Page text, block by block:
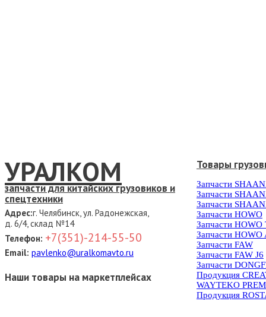
УРАЛКОМ
запчасти для китайских грузовиков и
спецтехники
Адрес:г. Челябинск, ул. Радонежская,
д. 6/4, склад №14
Телефон: +7(351)-214-55-50
Email: pavlenko@uralkomavto.ru
Наши товары на маркетплейсах
Товары
Запчасти
Запчасти
Запчасти
Запчасти HOWO
Запчасти HOWO
Запчасти HOWO
Запчасти FAW
Запчасти FAW J6
Запчасти
Продукция
WAYTEKO
Продукция